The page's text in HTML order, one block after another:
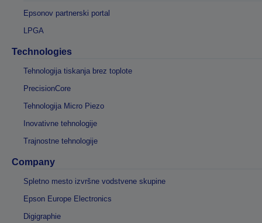
Epsonov partnerski portal
LPGA
Technologies
Tehnologija tiskanja brez toplote
PrecisionCore
Tehnologija Micro Piezo
Inovativne tehnologije
Trajnostne tehnologije
Company
Spletno mesto izvršne vodstvene skupine
Epson Europe Electronics
Digigraphie